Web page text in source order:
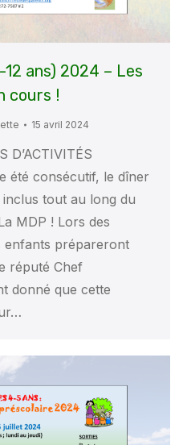
12 ans) 2024 – Les
cours !
15 avril 2024
D’ACTIVITÉS
été consécutif, le dîner
tout au long du
MDP ! Lors des
enfants prépareront
réputé Chef
donné que cette